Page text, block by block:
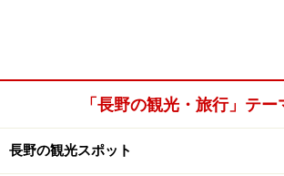
「長野の観光・旅行」テー
長野の観光スポット